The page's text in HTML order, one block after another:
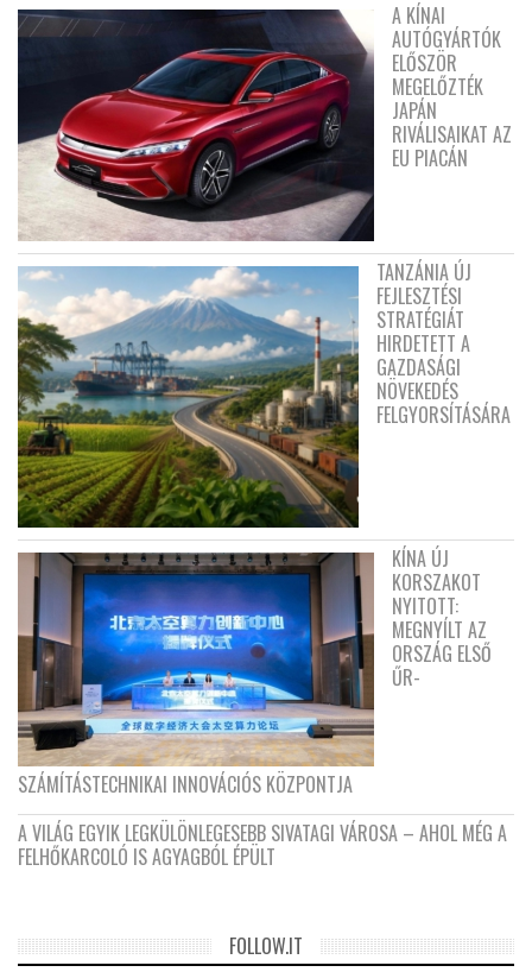
A KÍNAI
AUTÓGYÁRTÓK
ELŐSZÖR
MEGELŐZTÉK
JAPÁN
RIVÁLISAIKAT AZ
EU PIACÁN
TANZÁNIA ÚJ
FEJLESZTÉSI
STRATÉGIÁT
HIRDETETT A
GAZDASÁGI
NÖVEKEDÉS
FELGYORSÍTÁSÁRA
KÍNA ÚJ
KORSZAKOT
NYITOTT:
MEGNYÍLT AZ
ORSZÁG ELSŐ
ŰR-
SZÁMÍTÁSTECHNIKAI INNOVÁCIÓS KÖZPONTJA
A VILÁG EGYIK LEGKÜLÖNLEGESEBB SIVATAGI VÁROSA – AHOL MÉG A
FELHŐKARCOLÓ IS AGYAGBÓL ÉPÜLT
FOLLOW.IT